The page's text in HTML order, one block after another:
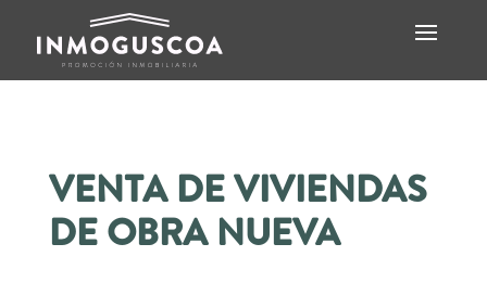
VENTA DE VIVIENDAS
DE OBRA NUEVA